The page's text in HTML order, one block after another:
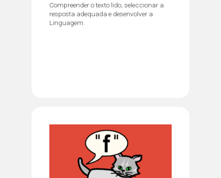
Compreender o texto lido, seleccionar a
resposta adequada e desenvolver a
Linguagem.